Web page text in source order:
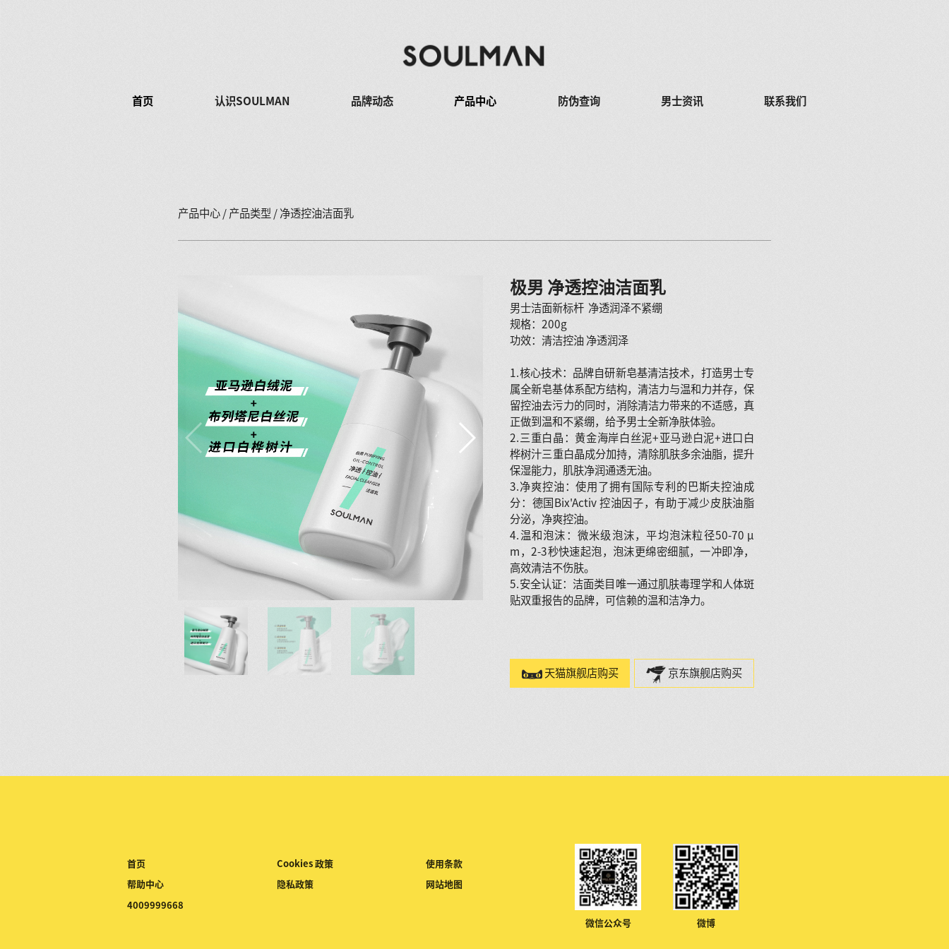
首页 认识SOULMAN 品牌动态 产品中心 防伪查询 男士资讯 联系我们
产品中心 / 产品类型 / 净透控油洁面乳
极男 净透控油洁面乳
男士洁面新标杆 净透润泽不紧绷
规格：200g
功效：清洁控油 净透润泽
1.核心技术：品牌自研新皂基清洁技术，打造男士专
属全新皂基体系配方结构，清洁力与温和力并存，保
留控油去污力的同时，消除清洁力带来的不适感，真
正做到温和不紧绷，给予男士全新净肤体验。
2.三重白晶：黄金海岸白丝泥+亚马逊白泥+进口白
桦树汁三重白晶成分加持，清除肌肤多余油脂，提升
保湿能力，肌肤净润通透无油。
3.净爽控油：使用了拥有国际专利的巴斯夫控油成
分：德国Bix'Activ 控油因子，有助于减少皮肤油脂
分泌，净爽控油。
4.温和泡沫：微米级泡沫，平均泡沫粒径50-70 µ
m，2-3秒快速起泡，泡沫更绵密细腻，一冲即净，
高效清洁不伤肤。
5.安全认证：洁面类目唯一通过肌肤毒理学和人体斑
贴双重报告的品牌，可信赖的温和洁净力。
天猫旗舰店购买 京东旗舰店购买
首页
帮助中心
4009999668
Cookies 政策
隐私政策
使用条款
网站地图
微信公众号 微博